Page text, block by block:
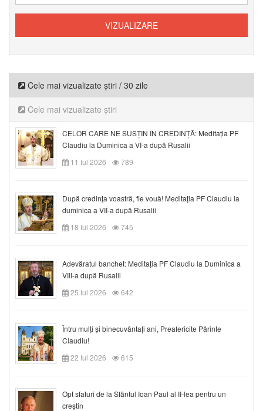
Cele mai vizualizate știri / 30 zile
Cele mai vizualizate știri
CELOR CARE NE SUSȚIN ÎN CREDINȚĂ: Meditația PF
Claudiu la Duminica a VI-a după Rusalii
11 Iul 2026
789
După credinţa voastră, fie vouă! Meditația PF Claudiu la
duminica a VII-a după Rusalii
18 Iul 2026
745
Adevăratul banchet: Meditația PF Claudiu la Duminica a
VIII-a după Rusalii
25 Iul 2026
642
Întru mulți și binecuvântați ani, Preafericite Părinte
Claudiu!
22 Iul 2026
615
Opt sfaturi de la Sfântul Ioan Paul al II-lea pentru un
creștin